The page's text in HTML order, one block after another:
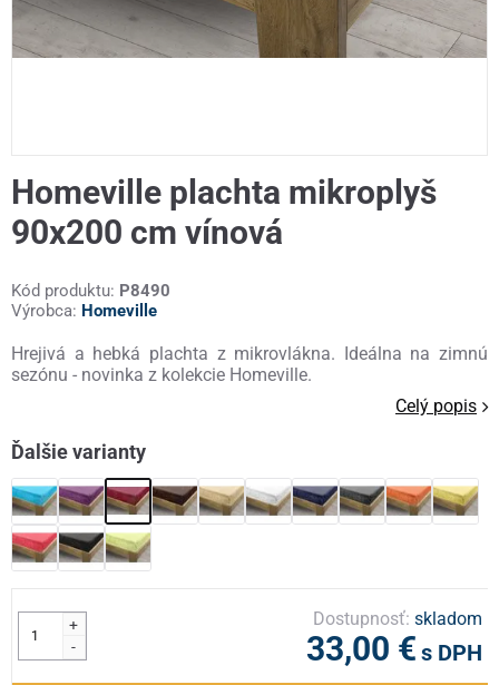
Homeville plachta mikroplyš
90x200 cm vínová
Kód produktu: P8490
Výrobca: Homeville
Hrejivá a hebká plachta z mikrovlákna. Ideálna na zimnú
sezónu - novinka z kolekcie Homeville.
Celý popis
Ďalšie varianty
+
-
Dostupnosť:skladom
33,00 € s DPH